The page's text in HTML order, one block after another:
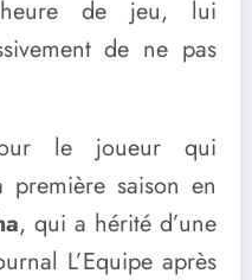
de jeu, lui
de ne pas
le joueur qui
saison en
, qui a hérité d’une
L’Equipe après